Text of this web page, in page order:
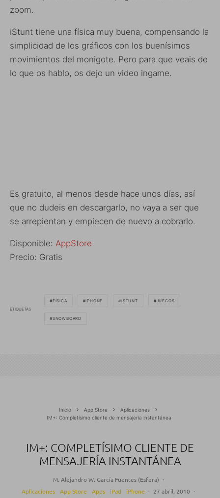
zoom.
iStunt tiene una física muy buena, compensando la
simplicidad de los gráficos con los buenísimos
movimientos del monigote. Pero para que veais de
lo que os hablo, os dejo un video ingame.
Es gratuito, al menos desde hace unos días, así
que no dudeis en descargarlo, no vaya a ser que
se arrepientan y empiecen de nuevo a cobrarlo.
Disponible: AppStore
Precio: Gratis
ETIQUETAS
FÍSICA IPHONE ISTUNT JUEGOS
SNOWBOARD
Inicio App Store
Aplicaciones
IM+: Completísimo cliente de mensajería instantánea
IM+: COMPLETÍSIMO CLIENTE DE
MENSAJERÍA INSTANTÁNEA
M. Alejandro W. García Fuentes (Esfera) ·
Aplicaciones
App Store Apps iPad iPhone · 27 abril, 2010 ·